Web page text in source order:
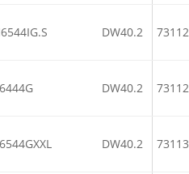
DW40.2
DW40.2
DW40.2